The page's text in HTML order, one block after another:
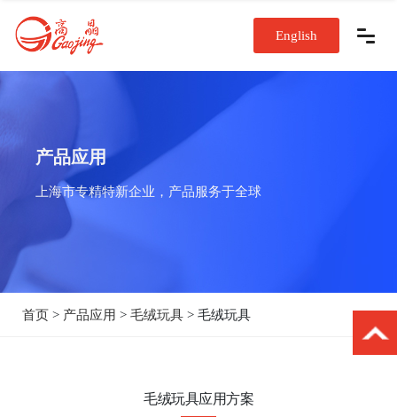
English
产品应用
上海市专精特新企业，产品服务于全球
首页 > 产品应用 > 毛绒玩具 > 毛绒玩具
毛绒玩具应用方案